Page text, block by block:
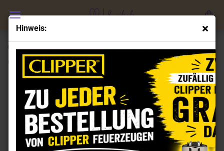
Hinweis:
Clipper Feuerzeuge Set Catz 3
(Art.Nr.:CL101792)